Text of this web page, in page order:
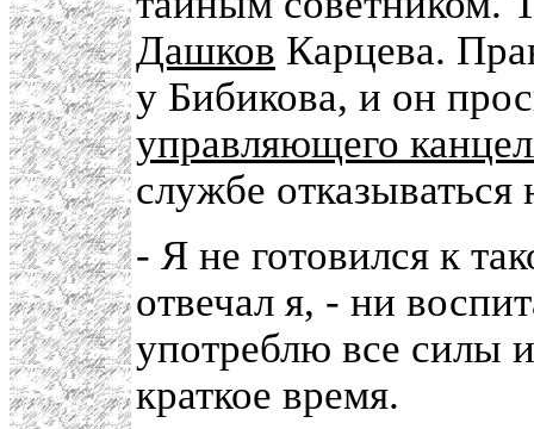
Дашков Карцева.
у Бибикова, и он
управляющего
службе отказываться
- Я не готовился к
отвечал я, - ни
употреблю все силы
краткое время.